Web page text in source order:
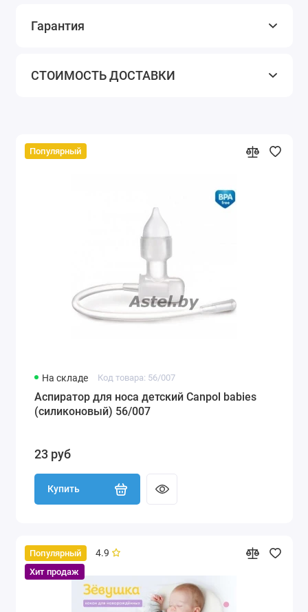
Гарантия
СТОИМОСТЬ ДОСТАВКИ
Популярный
На складе Код товара: 56/007
Аспиратор для носа детский Canpol babies
(силиконовый) 56/007
23 руб
Купить
Популярный
Хит продаж
4.9